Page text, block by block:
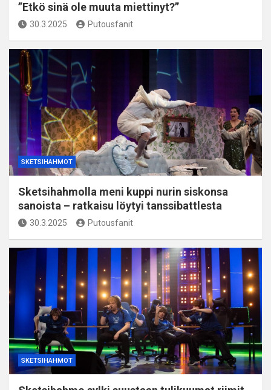
”Etkö sinä ole muuta miettinyt?”
30.3.2025 Putousfanit
SKETSIHAHMOT
Sketsihahmolla meni kuppi nurin siskonsa
sanoista – ratkaisu löytyi tanssibattlesta
30.3.2025 Putousfanit
SKETSIHAHMOT